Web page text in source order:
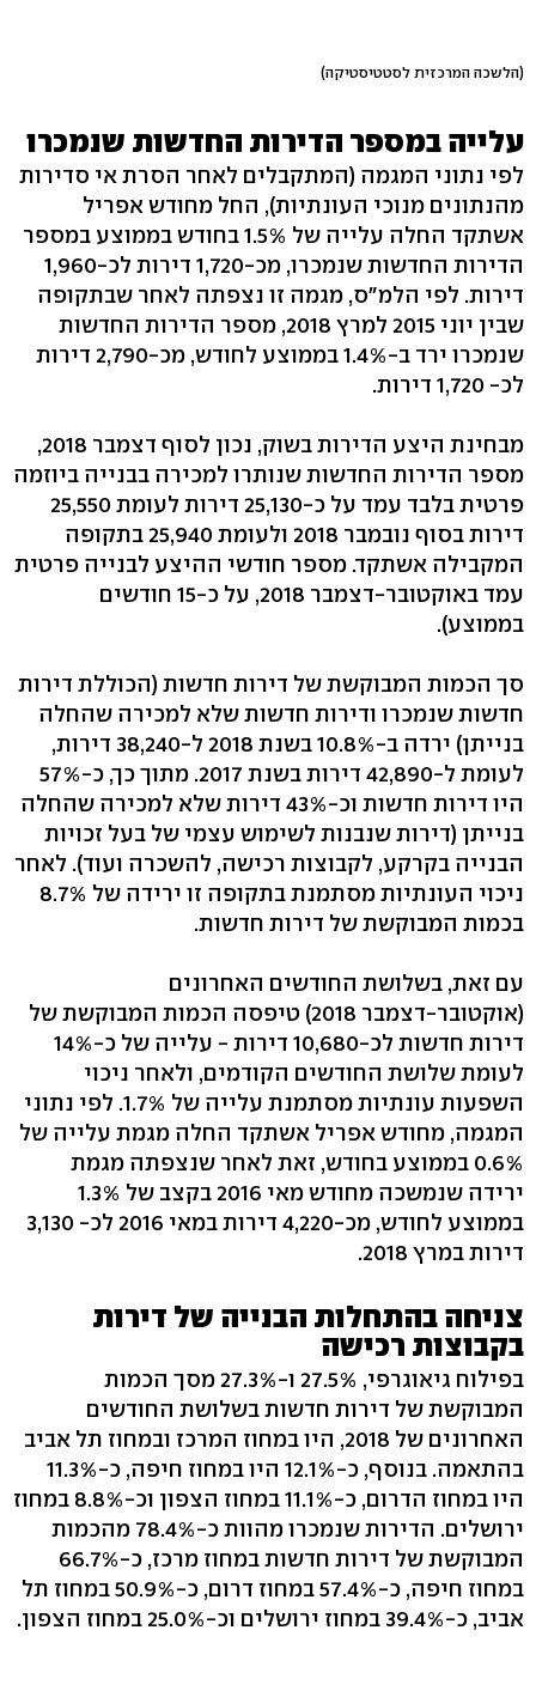
(הלשכה המרכזית לסטטיסטיקה)
עלייה במספר הדירות החדשות שנמכרו
לפי נתוני המגמה (המתקבלים לאחר הסרת אי סדירות
מהנתונים מנוכי העונתיות), החל מחודש אפריל
אשתקד החלה עלייה של 1.5% בחודש בממוצע במספר
הדירות החדשות שנמכרו, מכ-1,720 דירות לכ-1,960
דירות. לפי הלמ"ס, מגמה זו נצפתה לאחר שבתקופה
שבין יוני 2015 למרץ 2018, מספר הדירות החדשות
שנמכרו ירד ב-1.4% בממוצע לחודש, מכ-2,790 דירות
לכ- 1,720 דירות.
מבחינת היצע הדירות בשוק, נכון לסוף דצמבר 2018,
מספר הדירות החדשות שנותרו למכירה בבנייה ביוזמה
פרטית בלבד עמד על כ-25,130 דירות לעומת 25,550
דירות בסוף נובמבר 2018 ולעומת 25,940 בתקופה
המקבילה אשתקד. מספר חודשי ההיצע לבנייה פרטית
עמד באוקטובר-דצמבר 2018, על כ-15 חודשים
בממוצע).
סך הכמות המבוקשת של דירות חדשות (הכוללת דירות
חדשות שנמכרו ודירות חדשות שלא למכירה שהחלה
בנייתן) ירדה ב-10.8% בשנת 2018 ל-38,240 דירות,
לעומת ל-42,890 דירות בשנת 2017. מתוך כך, כ-57%
היו דירות חדשות וכ-43% דירות שלא למכירה שהחלה
בנייתן (דירות שנבנות לשימוש עצמי של בעל זכויות
הבנייה בקרקע, לקבוצות רכישה, להשכרה ועוד). לאחר
ניכוי העונתיות מסתמנת בתקופה זו ירידה של 8.7%
בכמות המבוקשת של דירות חדשות.
עם זאת, בשלושת החודשים האחרונים
(אוקטובר-דצמבר 2018) טיפסה הכמות המבוקשת של
דירות חדשות לכ-10,680 דירות - עלייה של כ-14%
לעומת שלושת החודשים הקודמים, ולאחר ניכוי
השפעות עונתיות מסתמנת עלייה של 1.7%. לפי נתוני
המגמה, מחודש אפריל אשתקד החלה מגמת עלייה של
0.6% בממוצע בחודש, זאת לאחר שנצפתה מגמת
ירידה שנמשכה מחודש מאי 2016 בקצב של 1.3%
בממוצע לחודש, מכ-4,220 דירות במאי 2016 לכ- 3,130
דירות במרץ 2018.
צניחה בהתחלות הבנייה של דירות
בקבוצות רכישה
בפילוח גיאוגרפי, 27.5% ו-27.3% מסך הכמות
המבוקשת של דירות חדשות בשלושת החודשים
האחרונים של 2018, היו במחוז המרכז ובמחוז תל אביב
בהתאמה. בנוסף, כ-12.1% היו במחוז חיפה, כ-11.3%
היו במחוז הדרום, כ-11.1% במחוז הצפון וכ-8.8% במחוז
ירושלים. הדירות שנמכרו מהוות כ-78.4% מהכמות
המבוקשת של דירות חדשות במחוז מרכז, כ-66.7%
במחוז חיפה, כ-57.4% במחוז דרום, כ-50.9% במחוז תל
אביב, כ-39.4% במחוז ירושלים וכ-25.0% במחוז הצפון.